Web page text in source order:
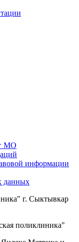
МО
информации
данных
г. Сыктывкар
поликлиника"